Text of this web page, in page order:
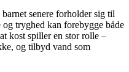
senere forholder sig til
tryghed kan forebygge både
kost spiller en stor rolle –
og tilbyd vand som